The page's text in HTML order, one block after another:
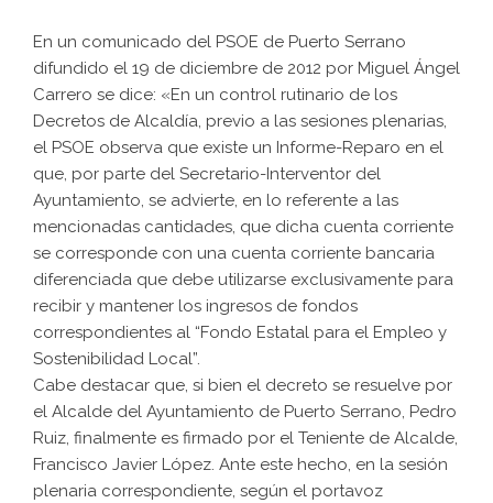
En un comunicado del PSOE de Puerto Serrano
difundido el 19 de diciembre de 2012 por Miguel Ángel
Carrero se dice: «En un control rutinario de los
Decretos de Alcaldía, previo a las sesiones plenarias,
el PSOE observa que existe un Informe-Reparo en el
que, por parte del Secretario-Interventor del
Ayuntamiento, se advierte, en lo referente a las
mencionadas cantidades, que dicha cuenta corriente
se corresponde con una cuenta corriente bancaria
diferenciada que debe utilizarse exclusivamente para
recibir y mantener los ingresos de fondos
correspondientes al “Fondo Estatal para el Empleo y
Sostenibilidad Local”.
Cabe destacar que, si bien el decreto se resuelve por
el Alcalde del Ayuntamiento de Puerto Serrano, Pedro
Ruiz, finalmente es firmado por el Teniente de Alcalde,
Francisco Javier López. Ante este hecho, en la sesión
plenaria correspondiente, según el portavoz